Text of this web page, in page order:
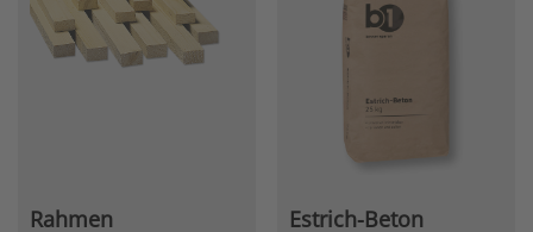
Rahmen Estrich-Beton